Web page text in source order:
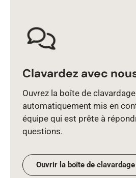
Clavardez avec
Ouvrez la boîte de
automatiquement mis en
équipe qui est prête à
questions.
Ouvrir la boîte de clavardage